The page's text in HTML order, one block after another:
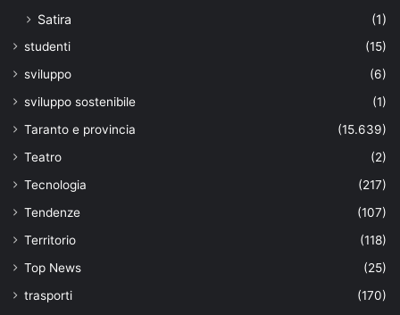
Satira (1)
studenti
(15)
sviluppo
(6)
sviluppo sostenibile
(1)
Taranto e provincia
(15.639)
Teatro
(2)
Tecnologia
(217)
Tendenze
(107)
Territorio
(118)
Top News
(25)
trasporti
(170)